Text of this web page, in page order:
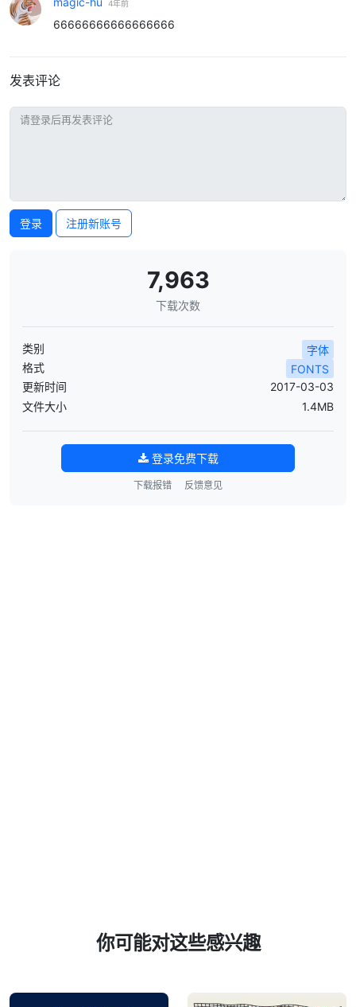
4年前
66666666666666666
发表评论
登录 注册新账号
7,963
下载次数
类别
字体
格式
FONTS
更新时间
2017-03-03
文件大小
1.4MB
登录免费下载
下载报错 反馈意见
你可能对这些感兴趣